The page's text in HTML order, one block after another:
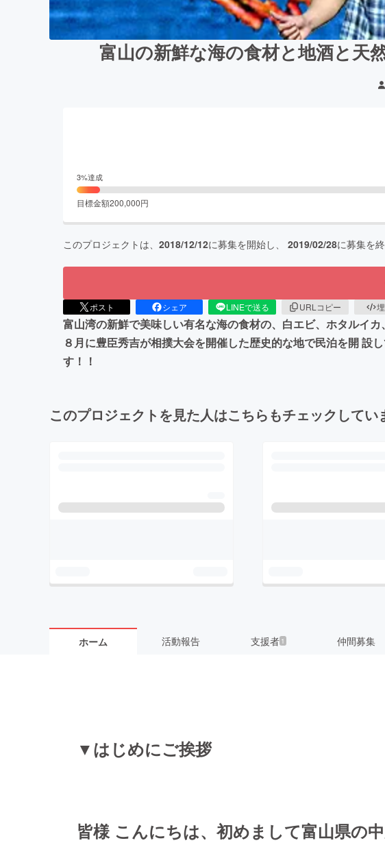
富山の新鮮な海の食材と地酒と天
3%達成
目標金額200,000円
このプロジェクトは、 2018/12/12に募集を開始し、 2019/02/28に募集を
ポスト シェア LINEで送る URLコピー
富山湾の新鮮で美味しい有名な海の食材の、白エビ、ホタルイ
８月に豊臣秀吉が相撲大会を開催した歴史的な地で民泊を開 設
す！！
このプロジェクトを見た人はこちらもチェックしてい
ホーム 活動報告 支援者 1 仲間募集
▼はじめにご挨拶
皆様 こんにちは、初めまして富山県の中